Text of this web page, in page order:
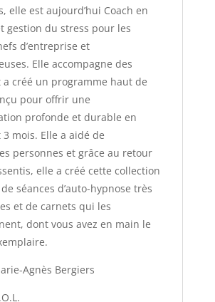
elle est aujourd’hui Coach en
gestion du stress pour les
d’entreprise et
Elle accompagne des
a créé un programme haut de
pour offrir une
profonde et durable en
mois. Elle a aidé de
personnes et grâce au retour
elle a créé cette collection
séances d’auto-hypnose très
et de carnets qui les
dont vous avez en main le
Agnès Bergiers